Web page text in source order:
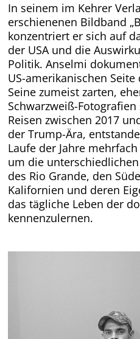
In seinem im Kehrer
erschienenen Bildband
konzentriert er sich auf
der USA und die
Politik. Anselmi d
US-amerikanischen
Seine zumeist zarten,
Schwarzweiß-Fotografien
Reisen zwischen 2017
der Trump-Ära,
Laufe der Jahre
um die
des Rio Grande, den
Kalifornien und deren
das tägliche Leben der
kennenzulernen.